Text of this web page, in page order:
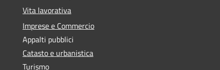
Vita lavorativa
Imprese e Commercio
Appalti pubblici
Catasto e urbanistica
Turismo